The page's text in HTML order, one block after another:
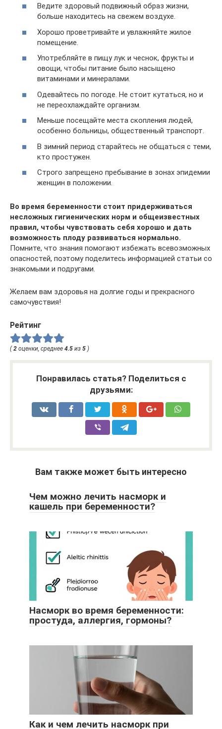
Ведите здоровый подвижный образ жизни,
больше находитесь на свежем воздухе.
Хорошо проветривайте и увлажняйте жилое
помещение.
Употребляйте в пищу лук и чеснок, фрукты и
овощи, чтобы питание было насыщено
витаминами и минералами.
Одевайтесь по погоде. Не стоит кутаться, но и
не переохлаждайте организм.
Меньше посещайте места скопления людей,
особенно больницы, общественный транспорт.
В зимний период старайтесь не общаться с теми,
кто простужен.
Строго запрещено пребывание в зонах эпидемии
женщин в положении.
Во время беременности стоит придерживаться
несложных гигиенических норм и общеизвестных
правил, чтобы чувствовать себя хорошо и дать
возможность плоду развиваться нормально.
Помните, что знания помогают избежать всевозможных
опасностей, поэтому поделитесь информацией статьи со
знакомыми и подругами.
Желаем вам здоровья на долгие годы и прекрасного
самочувствия!
Рейтинг
(2 оценки, среднее 4.5 из 5 )
Понравилась статья? Поделиться с
друзьями:
Вам также может быть интересно
Чем можно лечить насморк и
кашель при беременности?
Насморк во время беременности:
простуда, аллергия, гормоны?
Как и чем лечить насморк при